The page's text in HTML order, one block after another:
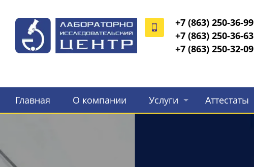
+7 (863) 250-36-99
+7 (863) 250-36-63
+7 (863) 250-32-09
Главная О компании Услуги Аттестаты